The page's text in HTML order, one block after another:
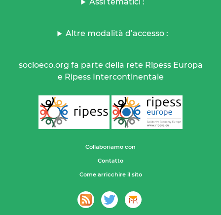
Assi tematici :
Altre modalità d’accesso :
socioeco.org fa parte della rete Ripess Europa
e Ripess Intercontinentale
Collaboriamo con
Contatto
Come arricchire il sito